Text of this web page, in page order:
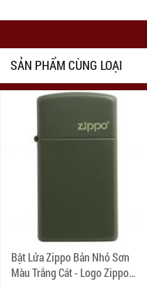
SẢN PHẨM CÙNG LOẠI
Bật Lửa Zippo Bản Nhỏ Sơn
Màu Trắng Cát - Logo Zippo